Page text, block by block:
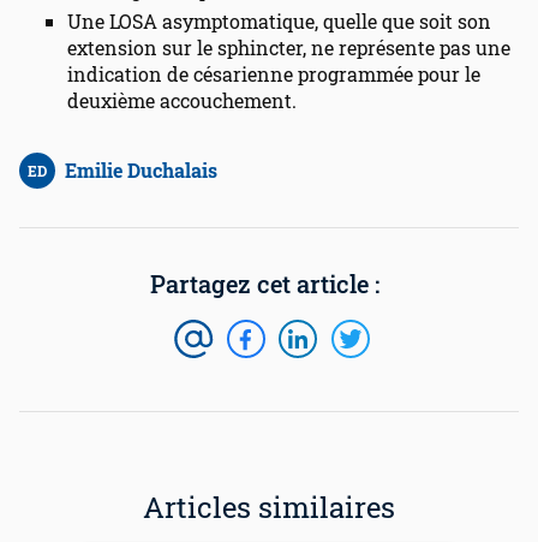
Une LOSA asymptomatique, quelle que soit son
extension sur le sphincter, ne représente pas une
indication de césarienne programmée pour le
deuxième accouchement.
ED Emilie Duchalais
Articles similaires